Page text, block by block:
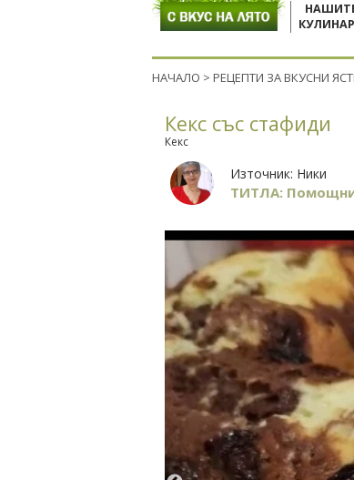
НАЧАЛО > РЕЦЕПТИ ЗА ВКУСНИ
Кекс със стафиди
Кекс
Източник: Ники
ТИТЛА: